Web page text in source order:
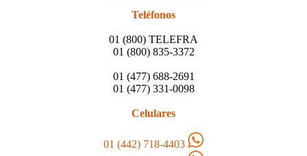
Teléfonos
01 (800) TELEFRA
01 (800) 835-3372
01 (477) 688-2691
01 (477) 331-0098
Celulares
01 (442) 718-4403